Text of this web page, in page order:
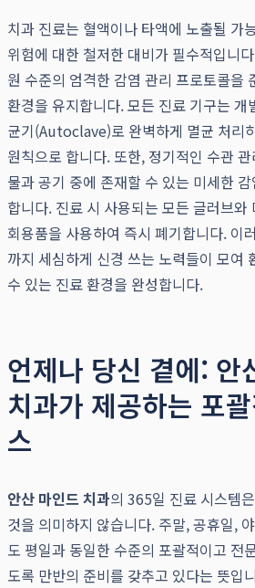
치과 진료는 혈액이나 타액에 노출될 가
위험에 대한 철저한 대비가 필수적입니
원 수준의 엄격한 감염 관리 프로토콜을
환경을 유지합니다. 모든 진료 기구는 개
균기(Autoclave)로 완벽하게 멸균 처리
원칙으로 합니다. 또한, 정기적인 수관
물과 공기 중에 존재할 수 있는 미세한
합니다. 진료 시 사용되는 모든 글러브와
회용품을 사용하여 즉시 폐기합니다. 이
까지 세심하게 신경 쓰는 노력들이 모여
수 있는 진료 환경을 완성합니다.
언제나 당신 곁에: 안
치과가 제공하는 포
스
안산 마인드 치과의 365일 진료 시스템
것을 의미하지 않습니다. 주말, 공휴일,
도 평일과 동일한 수준의 포괄적이고 전
도록 만반의 준비를 갖추고 있다는 뜻입